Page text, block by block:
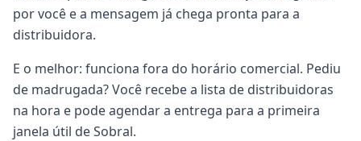
por você e a mensagem já chega pronta para a
distribuidora.
E o melhor: funciona fora do horário comercial. Pediu
de madrugada? Você recebe a lista de distribuidoras
na hora e pode agendar a entrega para a primeira
janela útil de Sobral.